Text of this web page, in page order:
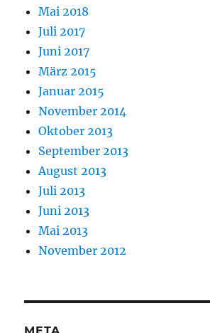
Mai 2018
Juli 2017
Juni 2017
März 2015
Januar 2015
November 2014
Oktober 2013
September 2013
August 2013
Juli 2013
Juni 2013
Mai 2013
November 2012